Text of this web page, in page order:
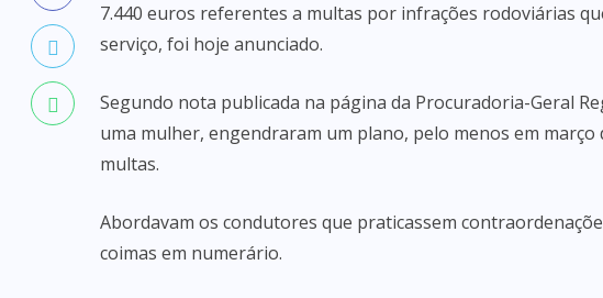
7.440 euros referentes a multas por infrações rodoviárias
serviço, foi hoje anunciado.
Segundo nota publicada na página da Procuradoria-Geral
uma mulher, engendraram um plano, pelo menos em março
multas.
Abordavam os condutores que praticassem
coimas em numerário.